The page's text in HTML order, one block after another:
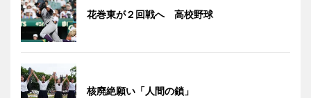
花巻東が２回戦へ 高校野球
核廃絶願い「人間の鎖」